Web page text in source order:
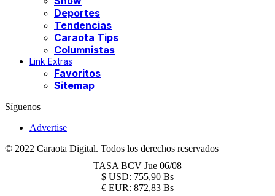
Deportes
Tendencias
Caraota Tips
Columnistas
Link Extras
Favoritos
Sitemap
Síguenos
Advertise
© 2022 Caraota Digital. Todos los derechos reservados
TASA BCV Jue 06/08
$ USD: 755,90 Bs
€ EUR: 872,83 Bs